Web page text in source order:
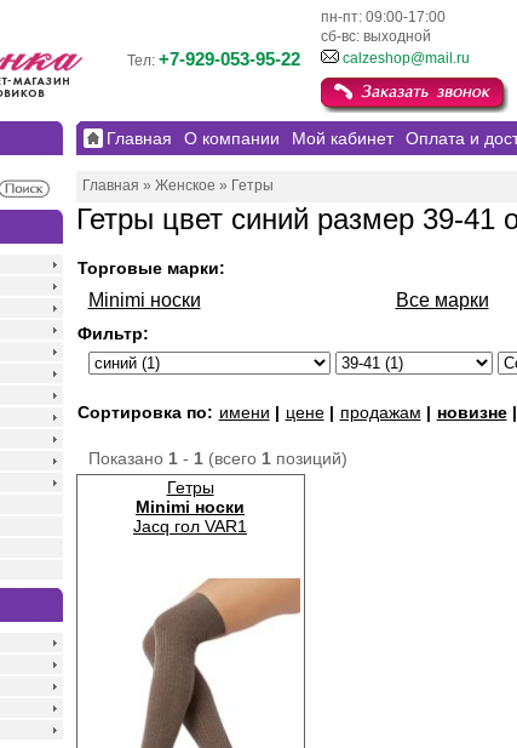
пн-пт: 09:00-17:00
сб-вс: выходной
Тел: +7-929-053-95-22 calzeshop@mail.ru
Главная О компании Мой кабинет Оплата и
Главная » Женское » Гетры
Гетры цвет синий размер 39-41
Торговые марки:
Minimi носки Все марки
Фильтр:
Сортировка по: имени | цене| продажам | новизне|
Показано 1- 1(всего 1позиций)
Гетры
Minimi носки
Jacq гол VAR1